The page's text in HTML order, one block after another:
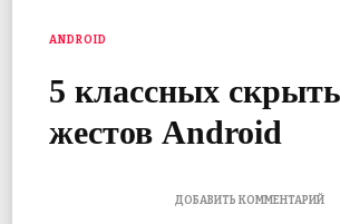
ANDROID
5 классных
жестов Android
ДОБАВИТЬ КОММЕНТАРИЙК